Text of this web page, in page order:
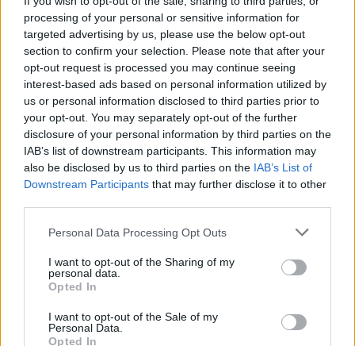
processing of your personal or sensitive information for
targeted advertising by us, please use the below opt-out
section to confirm your selection. Please note that after your
opt-out request is processed you may continue seeing
interest-based ads based on personal information utilized by
us or personal information disclosed to third parties prior to
your opt-out. You may separately opt-out of the further
disclosure of your personal information by third parties on the
IAB’s list of downstream participants. This information may
also be disclosed by us to third parties on the IAB’s List of
Downstream Participants that may further disclose it to other
Please note that this website/app uses one or more Google
not limited to your visit or usage behaviour. You may click to
grant or deny consent to Google and its third-party tags to
use your data for below specified purposes in below Google
consent section.
Personal Data Processing Opt Outs
I want to opt-out of the Sharing of my
personal data.
Opted In
I want to opt-out of the Sale of my
Personal Data.
Opted In
de az utolsó pillanatban a parlamentben egy homofób
törvénnyé alakították – mondta el Dombos Tamás, a
Háttér Társaság jogi programjának munkatársa a
Reggeliben.
Belföld
Illegálisan bírságolhatják a tilosban parkoló